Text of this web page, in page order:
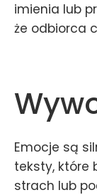
imienia lub
że odbiorca
Emocje są
teksty, które
strach lub